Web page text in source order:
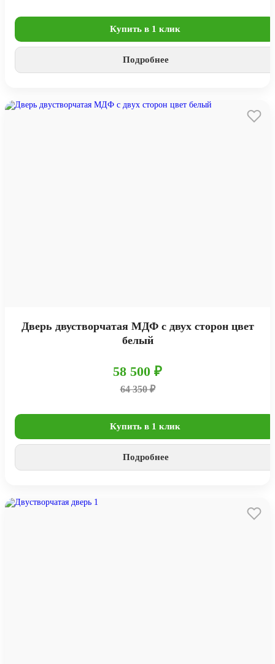
Купить в 1 клик
Подробнее
Дверь двустворчатая МДФ с двух сторон цвет
белый
58 500 ₽
64 350 ₽
Купить в 1 клик
Подробнее